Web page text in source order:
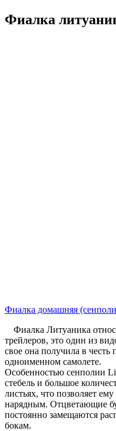
Фиалка
Фиалка домашняя
Фиалка Литуаника
трейлеров, это один из
свое она получила в
одноименном самолете.
Особенностью сенполии
стебель и большое
листьях, что позволяет
нарядным. Отцветающие
постоянно замещаются
бокам.